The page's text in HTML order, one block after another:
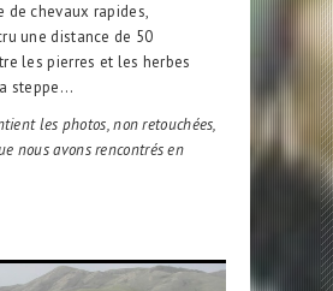
de chevaux rapides,
une distance de 50
les pierres et les herbes
steppe…
les photos, non retouchées,
nous avons rencontrés en